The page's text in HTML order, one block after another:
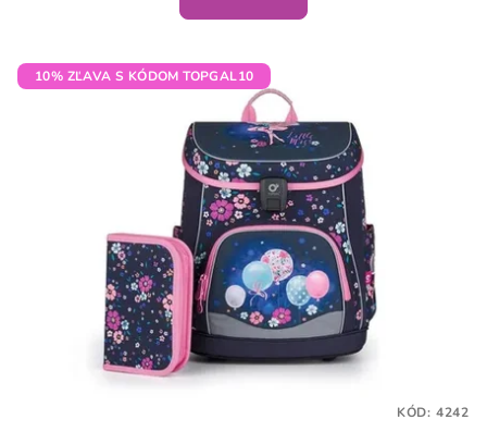
10% ZĽAVA S KÓDOM TOPGAL10
KÓD: 4242